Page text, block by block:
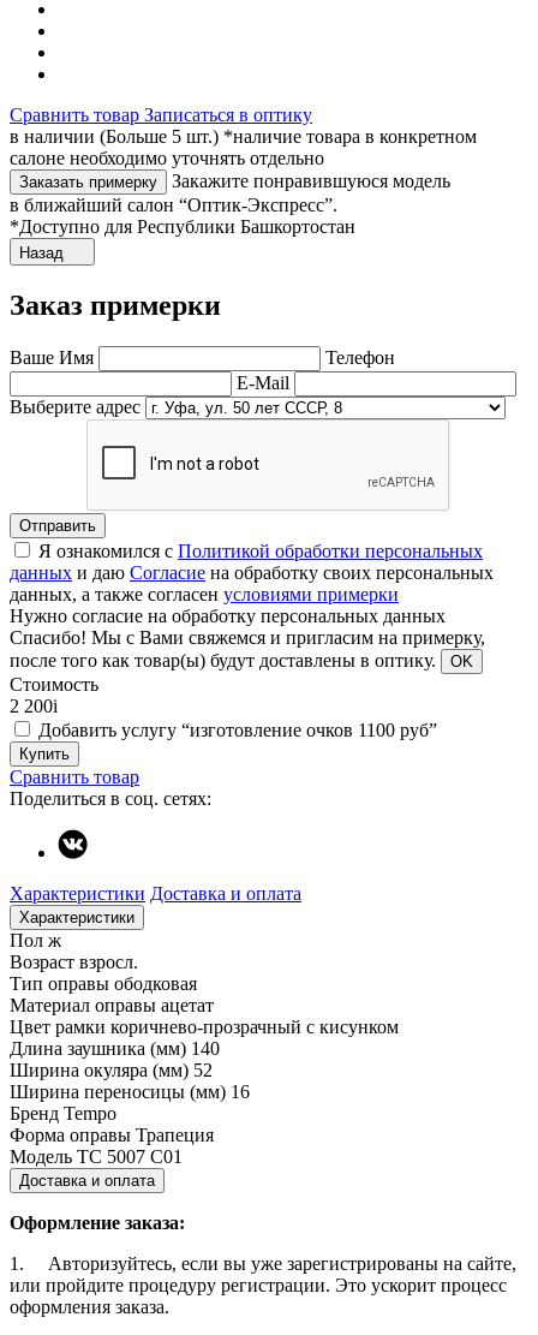
Сравнить товар Записаться в оптику
в наличии (Больше 5 шт.) *наличие товара в конкретном
салоне необходимо уточнять отдельно
Заказать примерку
Закажите понравившуюся модель
в ближайший салон “Оптик-Экспресс”.
*Доступно для Республики Башкортостан
Назад
Заказ примерки
Ваше Имя
Телефон
E-Mail
Выберите адрес
Отправить
Я ознакомился с Политикой обработки персональных
данных и даю Согласие на обработку своих персональных
данных, а также согласен условиями примерки
Нужно согласие на обработку персональных данных
Спасибо! Мы с Вами свяжемся и пригласим на примерку,
после того как товар(ы) будут доставлены в оптику.
OK
Стоимость
2 200i
Добавить услугу “изготовление очков 1100 руб”
Купить
Сравнить товар
Поделиться в соц. сетях:
Характеристики Доставка и оплата
Характеристики
Пол ж
Возраст взросл.
Тип оправы ободковая
Материал оправы ацетат
Цвет рамки коричнево-прозрачный с кисунком
Длина заушника (мм) 140
Ширина окуляра (мм) 52
Ширина переносицы (мм) 16
Бренд Tempo
Форма оправы Трапеция
Модель TC 5007 C01
Доставка и оплата
Оформление заказа:
1. Авторизуйтесь, если вы уже зарегистрированы на сайте,
или пройдите процедуру регистрации. Это ускорит процесс
оформления заказа.